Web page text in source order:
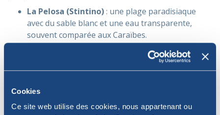
Cookies
Ce site web utilise des cookies, nous appartenant ou
La Pelosa (Stintino): une plage paradisiaque
avec du sable blanc et une eau transparente,
souvent comparée aux Caraïbes.
Cala Luna (Golfo di Orosei): accessible en
bateau ou par randonnée, c’est l'une des plages
les plus spectaculaires de l’île.
elle offre des eaux turquoise idéales pour la
plongée en apnée.